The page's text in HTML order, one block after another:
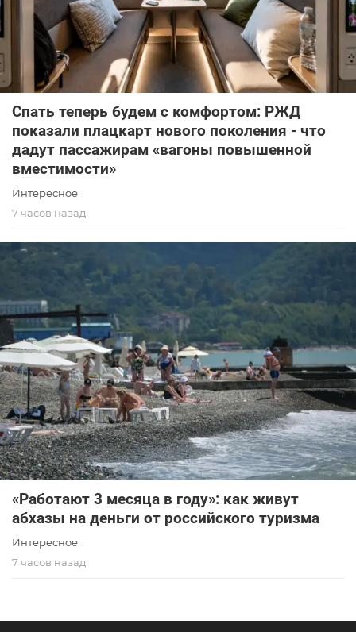
Спать теперь будем с комфортом: РЖД
показали плацкарт нового поколения - что
дадут пассажирам «вагоны повышенной
вместимости»
Интересное
7 часов назад
«Работают 3 месяца в году»: как живут
абхазы на деньги от российского туризма
Интересное
7 часов назад